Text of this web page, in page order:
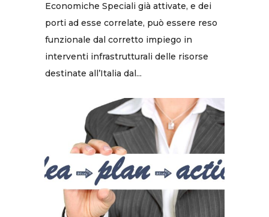
Economiche Speciali già attivate, e dei
porti ad esse correlate, può essere reso
funzionale dal corretto impiego in
interventi infrastrutturali delle risorse
destinate all’Italia dal...